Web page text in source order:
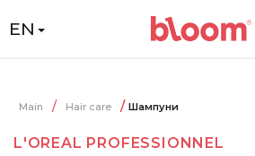
EN
Main Hair care Шампуни
L'OREAL PROFESSIONNEL